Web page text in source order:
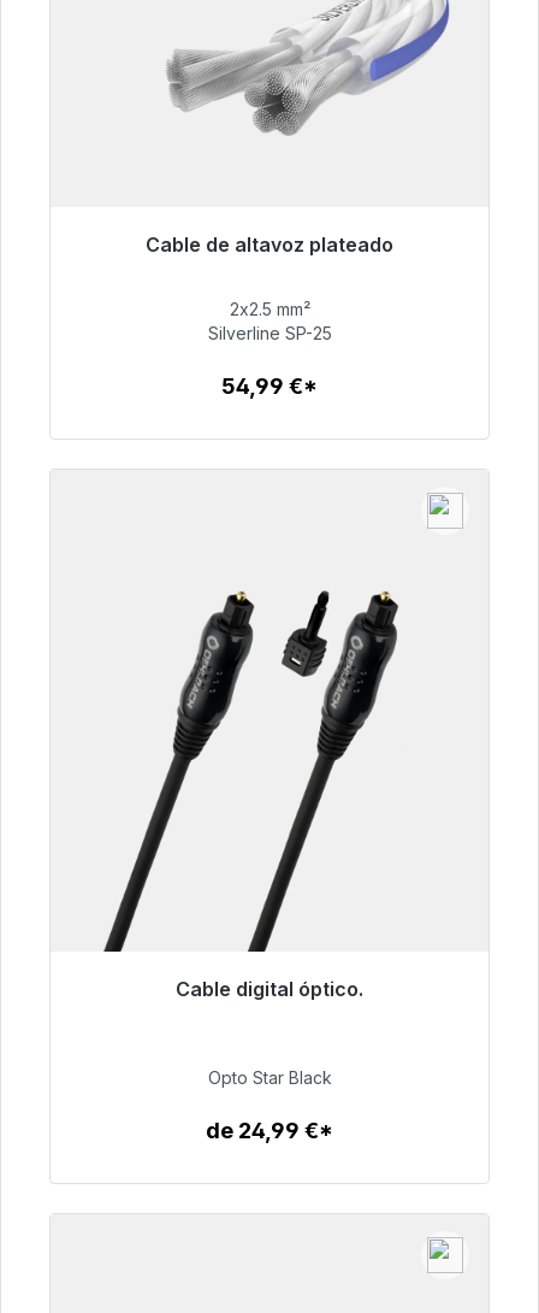
Cable de altavoz plateado
Listo para envío inmediato, plazo de entrega
54,99 €
2x2.5 mm²
Silverline SP-25
54,99 €*
Cable digital óptico.
Listo para envío inmediato, plazo de entrega
93,00 €
Opto Star Black
de 24,99 €*